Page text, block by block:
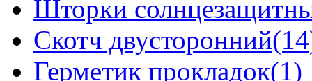
Шторки
Скотч
Герметик прокладок(1)